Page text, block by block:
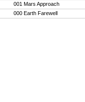
001 Mars Approach
000 Earth Farewell